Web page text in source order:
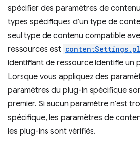
spécifier des paramètres de
types spécifiques d'un type de
seul type de contenu compatible
ressources est
identifiant de ressource identifie un
Lorsque vous appliquez des
paramètres du plug-in spécifique
premier. Si aucun paramètre n'est
spécifique, les paramètres de
les plug-ins sont vérifiés.